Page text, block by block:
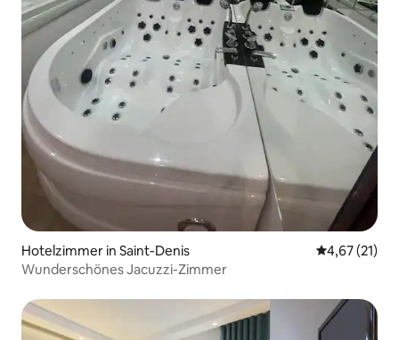
Hotelzimmer in Saint-Denis
4,67 (21)
Wunderschönes Jacuzzi-Zimmer